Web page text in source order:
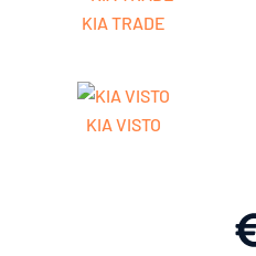
KIA TRADE
KIA VISTO